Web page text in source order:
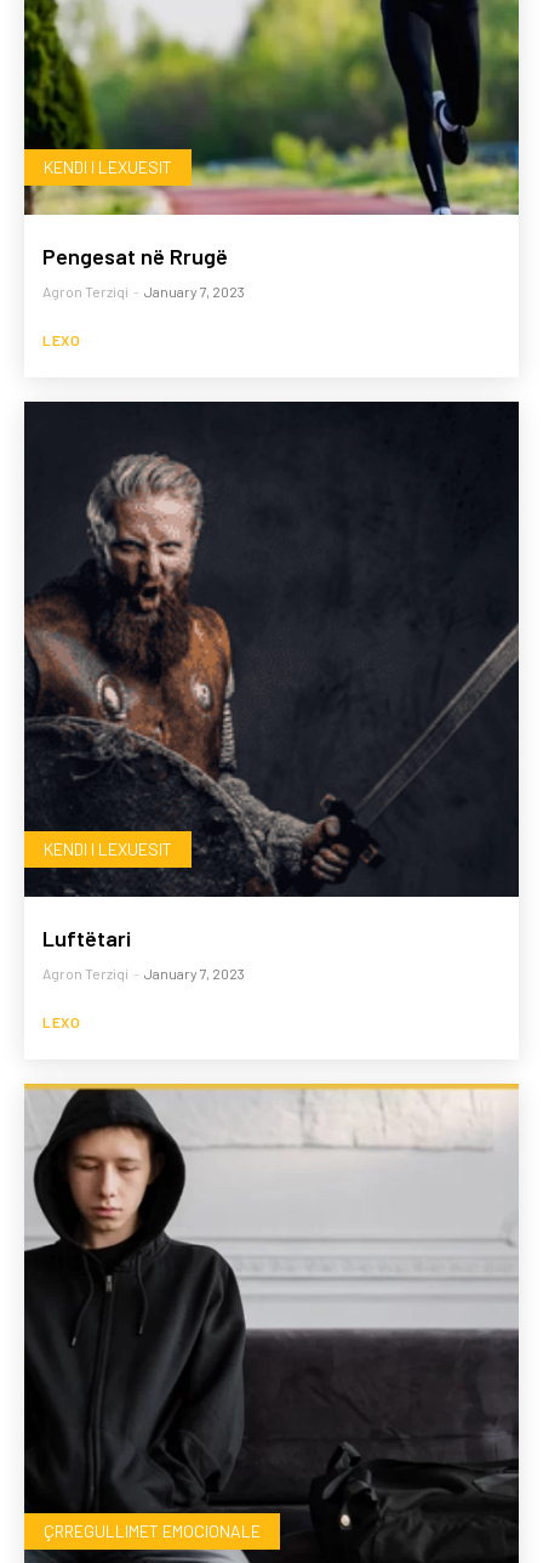
KENDI I LEXUESIT
Pengesat në Rrugë
Agron Terziqi - January 7, 2023
LEXO
KENDI I LEXUESIT
Luftëtari
Agron Terziqi - January 7, 2023
LEXO
ÇRREGULLIMET EMOCIONALE